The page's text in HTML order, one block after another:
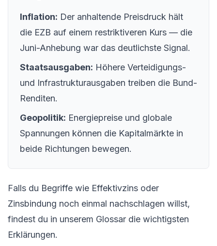
Inflation: Der anhaltende Preisdruck hält
die EZB auf einem restriktiveren Kurs — die
Juni-Anhebung war das deutlichste Signal.
Staatsausgaben: Höhere Verteidigungs-
und Infrastrukturausgaben treiben die Bund-
Renditen.
Geopolitik: Energiepreise und globale
Spannungen können die Kapitalmärkte in
beide Richtungen bewegen.
Falls du Begriffe wie Effektivzins oder
Zinsbindung noch einmal nachschlagen willst,
findest du in unserem Glossar die wichtigsten
Erklärungen.